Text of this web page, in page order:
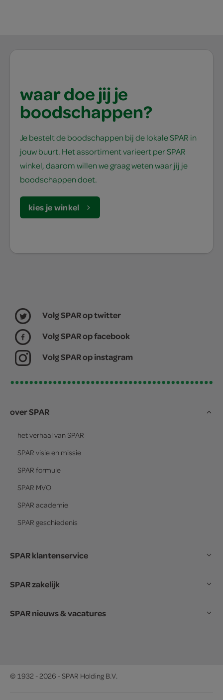
waar doe jij je
boodschappen?
Je bestelt de boodschappen bij de lokale SPAR in
jouw buurt. Het assortiment varieert per SPAR
winkel, daarom willen we graag weten waar jij je
boodschappen doet.
kies je winkel
Volg SPAR op twitter
Volg SPAR op facebook
Volg SPAR op instagram
over SPAR
het verhaal van SPAR
SPAR visie en missie
SPAR formule
SPAR MVO
SPAR academie
SPAR geschiedenis
SPAR klantenservice
SPAR zakelijk
SPAR nieuws & vacatures
© 1932 - 2026 - SPAR Holding B.V.